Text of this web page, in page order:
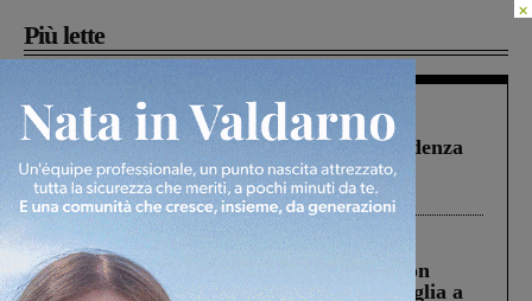
Più lette
Figline Incisa Valdarno 1 Agosto 2026
Piscina di Figline finanziata oltre la scadenza
Pnrr, il gruppo di Fratelli d’Italia: “Un
ringraziamento al Governo”
Cronaca 3 Agosto 2026
Scomparso da una struttura di Castiglion
Fiorentino l’uomo che aveva ucciso la figlia a
×